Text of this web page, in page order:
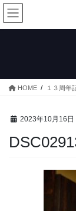
コ
ン
テ
ス
ナ
ビ
ゲ
ン
HOME １３周年
2023年10月16日